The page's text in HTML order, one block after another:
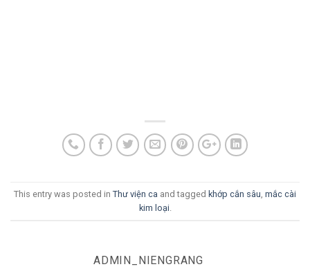
This entry was posted in Thư viện ca and tagged khớp cắn sâu mắc cài
kim loại
ADMIN_NIENGRANG